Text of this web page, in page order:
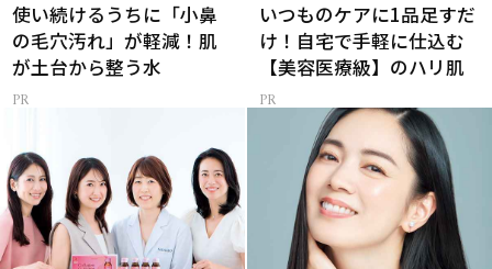
使い続けるうちに「小鼻
の毛穴汚れ」が軽減！肌
が土台から整う水
いつものケアに1品足すだ
け！自宅で手軽に仕込む
【美容医療級】のハリ肌